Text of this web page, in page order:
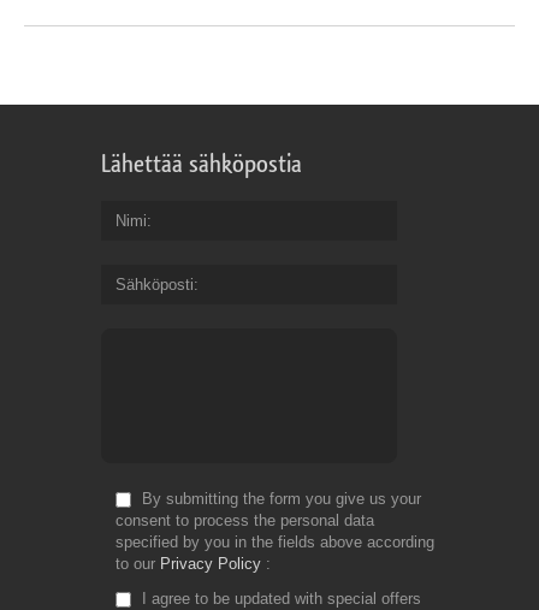
Lähettää sähköpostia
Nimi
Sähköposti
By submitting the form you give us your
consent to process the personal data
specified by you in the fields above according
to our Privacy Policy
I agree to be updated with special offers